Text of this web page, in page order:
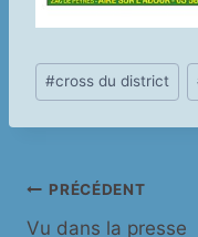
Étiquettes
de
la
#cross du district
Navigation
PRÉCÉDENT
Vu dans la presse